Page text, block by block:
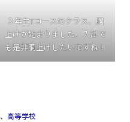
３年生Tコースのクラス、胴
上げが始まりました。入試で
も是非胴上げしたいですね！
、高等学校